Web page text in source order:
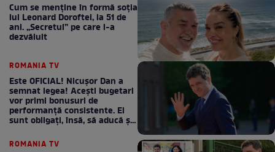
Cum se menţine în formă soţia
lui Leonard Doroftei, la 51 de
ani. „Secretul” pe care l-a
dezvăluit
ROMANIA TV
Este OFICIAL! Nicușor Dan a
semnat legea! Acești bugetari
vor primi bonusuri de
performanță consistente. Ei
sunt obligați, însă, să aducă și
ROMANIA TV